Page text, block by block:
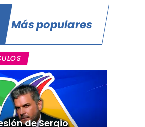
Más populares
de Sergio